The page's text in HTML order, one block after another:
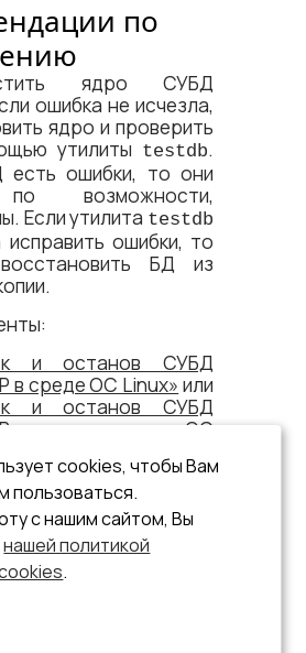
по
ядро СУБД
ошибка не исчезла,
ядро и проверить
утилиты testdb.
есть ошибки, то они
возможности,
Если утилита testdb
ошибки, то
БД из
и останов СУБД
в среде ОС Linux» или
и останов СУБД
в среде ОС
базы данных»
и
базы
.
cookies, чтобы Вам
пользоваться.
с нашим сайтом, Вы
нашей политикой
.